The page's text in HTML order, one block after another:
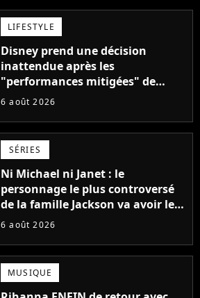
LIFESTYLE
Disney prend une décision
inattendue après les
"performances mitigées" de
Vaiana et The Mandalorian &
6 août 2026
SÉRIES
Ni Michael ni Janet : le
personnage le plus controversé
de la famille Jackson va avoir le
droit à sa propre série
6 août 2026
MUSIQUE